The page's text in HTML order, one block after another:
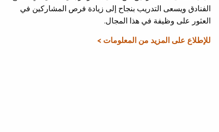
الفنادق ويسعى التدريب بنجاح إلى زيادة فرص المشاركين في
العثور على وظيفة في هذا المجال.
للإطلاع على المزيد من المعلومات >